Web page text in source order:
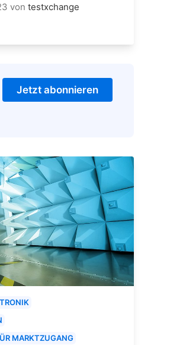
von testxchange
Jetzt abonnieren
MARKTZUGANG